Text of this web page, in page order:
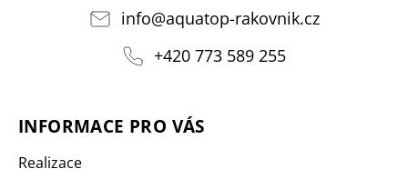
info@aquatop-rakovnik.cz
+420 773 589 255
INFORMACE PRO VÁS
Realizace